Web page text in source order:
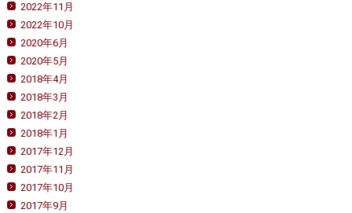
2022年11月
2022年10月
2020年6月
2020年5月
2018年4月
2018年3月
2018年2月
2018年1月
2017年12月
2017年11月
2017年10月
2017年9月